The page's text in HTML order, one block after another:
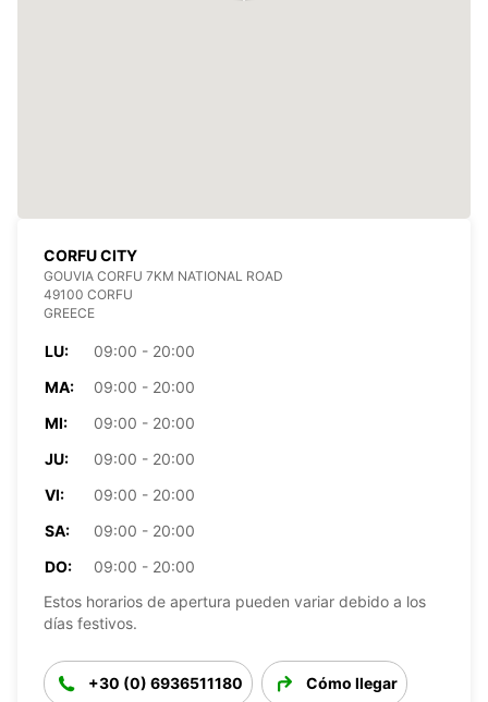
CORFU CITY
GOUVIA CORFU 7KM NATIONAL ROAD
49100 CORFU
GREECE
LU:
09:00 - 20:00
MA:
09:00 - 20:00
MI:
09:00 - 20:00
JU:
09:00 - 20:00
VI:
09:00 - 20:00
SA:
09:00 - 20:00
DO:
09:00 - 20:00
Estos horarios de apertura pueden variar debido a los
días festivos.
+30 (0) 6936511180 Cómo llegar